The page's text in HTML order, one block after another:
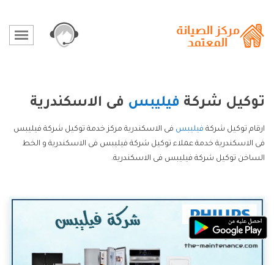
توكيل شركة فيليبس فى الاسكندرية
ارقام توكيل شركة فيليبس فى الاسكندرية مركز خدمة توكيل شركة فيليبس
فى الاسكندرية خدمة عملاء توكيل شركة فيليبس فى الاسكندرية و الخط
الساخن توكيل شركة فيليبس فى الاسكندرية.